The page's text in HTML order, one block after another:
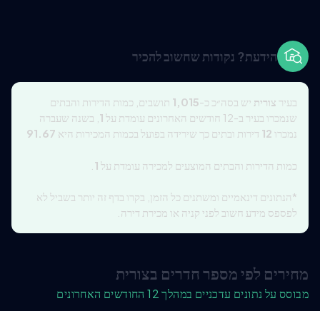
הידעת? נקודות שחשוב להכיר
בעיר צורית יש בסה״כ כ-1,015 תושבים, כמות הדירות והבתים
שנמכרו בעיר ב-12 חודשים האחרונים עומדת על
1 , בשנה שעברה
נמכרו 12 דירות ובתים כך שירידה בפועל בכמות המכירות היא 91.67
כמות הדירות והבתים המוצעים למכירה עומדת על 1
*הנתונים דינאמיים ומשתנים כל הזמן, בקרו בדף זה יותר בשביל לא
לפספס מידע חשוב לפני קניה או מכירת דירה.
מחירים לפי מספר חדרים בצורית
מבוסס על נתונים עדכניים במהלך 12 החודשים האחרונים